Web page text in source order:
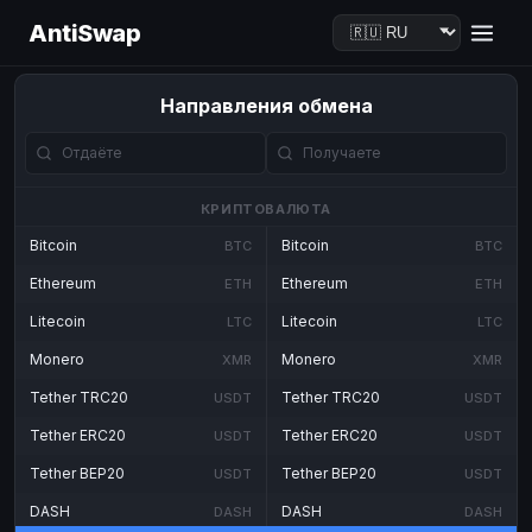
AntiSwap
Направления обмена
КРИПТОВАЛЮТА
Bitcoin BTC
Ethereum ETH
Litecoin LTC
Monero XMR
Tether TRC20 USDT
Tether ERC20 USDT
Tether BEP20 USDT
DASH DASH
Bitcoin BTC
Ethereum ETH
Litecoin LTC
Monero XMR
Tether TRC20 USDT
Tether ERC20 USDT
Tether BEP20 USDT
DASH DASH